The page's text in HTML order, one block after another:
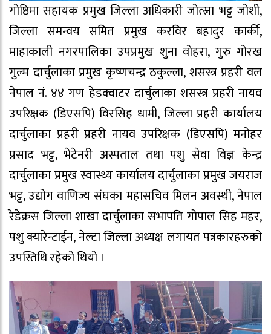
गोष्ठिमा सहायक प्रमुख जिल्ला अधिकारी जोत्स्ना भट्ट जोशी,
जिल्ला समन्वय समित प्रमुख करविर बहादुर कार्की,
माहाकाली नगरपालिका उपप्रमुख शुना वोहरा, गुरु गोरख
गुल्म दार्चुलाका प्रमुख कृष्णचन्द्र ठकुल्ला, शसस्त्र प्रहरी वल
नेपाल नं. ४४ गण हेडक्वाटर दार्चुलाका शसस्त्र प्रहरी नायव
उपरिक्षक (डिएसपि) विरसिह धामी, जिल्ला प्रहरी कार्यालय
दार्चुलाका प्रहरी प्रहरी नायव उपरिक्षक (डिएसपि) मनोहर
प्रसाद भट्ट, भेटेनरी अस्पताल तथा पशु सेवा विज्ञ केन्द्र
दार्चुलाका प्रमुख स्वास्थ्य कार्यालय दार्चुलाका प्रमुख जयराज
भट्ट, उद्योग वाणिज्य संघका महासचिव मिलन अवस्थी, नेपाल
रेडेक्रस जिल्ला शाखा दार्चुलाका सभापति गोपाल सिह महर,
पशु क्यारेन्टाईन, नेल्टा जिल्ला अध्यक्ष लगायत पत्रकारहरुको
उपस्तिथि रहेको थियो ।